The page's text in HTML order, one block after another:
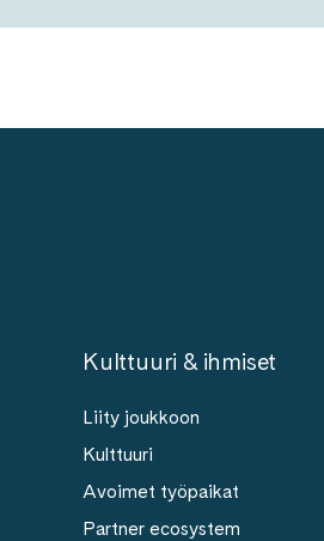
Kulttuuri & ihmiset
Liity joukkoon
Kulttuuri
Avoimet työpaikat
Partner ecosystem